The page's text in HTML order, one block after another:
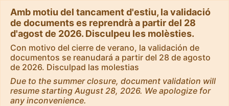
Amb motiu del tancament d'estiu, la validació
de documents es reprendrà a partir del 28
d'agost de 2026. Disculpeu les molèsties.
Con motivo del cierre de verano, la validación de
documentos se reanudará a partir del 28 de agosto
de 2026. Disculpad las molestias
Due to the summer closure, document validation will
resume starting August 28, 2026. We apologize for
any inconvenience.